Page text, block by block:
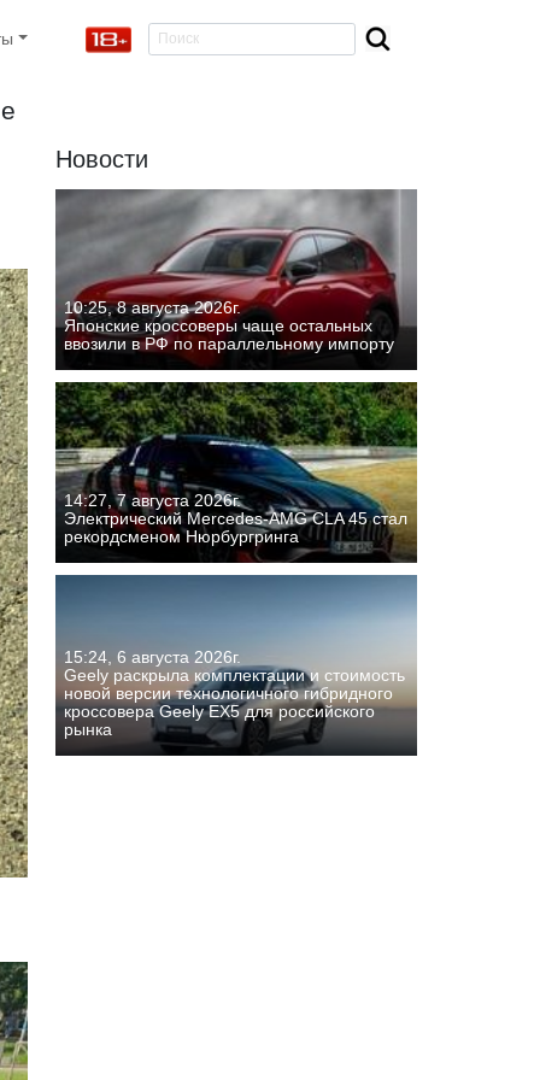
Новости
10:25, 8 августа 2026г.
Японские кроссоверы чаще остальных
ввозили в РФ по параллельному импорту
14:27, 7 августа 2026г.
Электрический Mercedes-AMG CLA 45 стал
рекордсменом Нюрбургринга
15:24, 6 августа 2026г.
Geely раскрыла комплектации и стоимость
новой версии технологичного гибридного
кроссовера Geely EX5 для российского
рынка